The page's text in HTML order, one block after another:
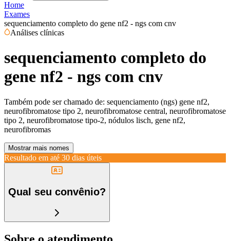
Home
Exames
sequenciamento completo do gene nf2 - ngs com cnv
Análises clínicas
sequenciamento completo do
gene nf2 - ngs com cnv
Também pode ser chamado de: sequenciamento (ngs) gene nf2,
neurofibromatose tipo 2, neurofibromatose central, neurofibromatose
tipo 2, neurofibromatose tipo-2, nódulos lisch, gene nf2,
neurofibromas
Mostrar mais nomes
Resultado em até 30 dias úteis
Qual seu convênio?